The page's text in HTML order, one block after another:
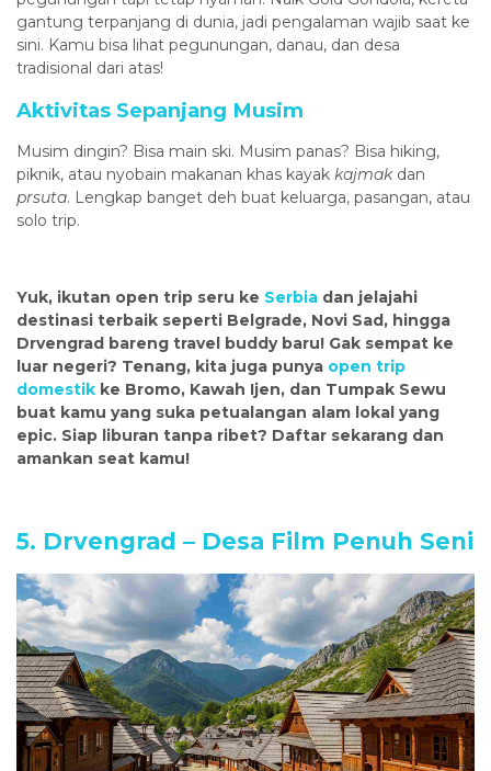
gantung terpanjang di dunia, jadi pengalaman wajib saat ke
sini. Kamu bisa lihat pegunungan, danau, dan desa
tradisional dari atas!
Aktivitas Sepanjang Musim
Musim dingin? Bisa main ski. Musim panas? Bisa hiking,
piknik, atau nyobain makanan khas kayak kajmakdan
prsuta. Lengkap banget deh buat keluarga, pasangan, atau
solo trip.
Yuk, ikutan open trip seru ke Serbia dan jelajahi
destinasi terbaik seperti Belgrade, Novi Sad, hingga
Drvengrad bareng travel buddy baru! Gak sempat ke
luar negeri? Tenang, kita juga punya open trip
domestik ke Bromo, Kawah Ijen, dan Tumpak Sewu
buat kamu yang suka petualangan alam lokal yang
epic. Siap liburan tanpa ribet? Daftar sekarang dan
amankan seat kamu!
5. Drvengrad – Desa Film Penuh Seni